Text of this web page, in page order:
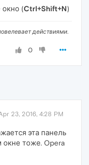
окно (Ctrl+Shift+N)
действиями.
0
23, 2016, 4:28 PM
эта панель
тоже. Opera